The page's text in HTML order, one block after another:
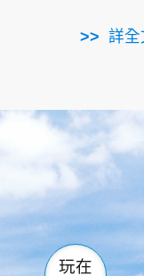
詳全
南仁湖
佳樂水
吹沙
龍磐公園
龍坑
玩在